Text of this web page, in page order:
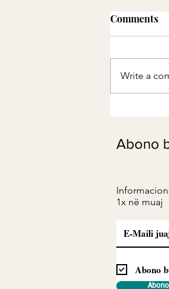
Comments
Write a
Abono
1x në muaj
Abono